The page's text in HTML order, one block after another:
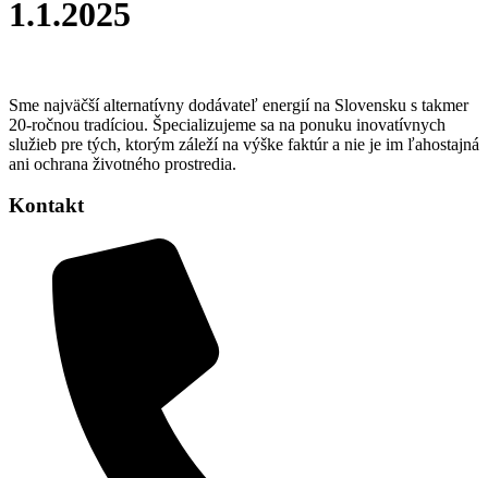
1.1.2025
Sme najväčší alternatívny dodávateľ energií na Slovensku s takmer
20-ročnou tradíciou. Špecializujeme sa na ponuku inovatívnych
služieb pre tých, ktorým záleží na výške faktúr a nie je im ľahostajná
ani ochrana životného prostredia.
Kontakt